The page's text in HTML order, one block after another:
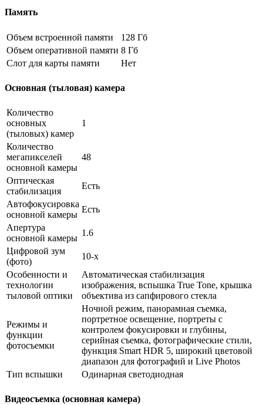
Память
Объем встроенной памяти
128 Гб
Объем оперативной памяти 8 Гб
Слот для карты памяти
Нет
Основная (тыловая) камера
Количество
основных
(тыловых) камер
1
Количество
мегапикселей
основной камеры
48
Оптическая
стабилизация
Есть
Автофокусировка
основной камеры
Есть
Апертура
основной камеры
1.6
Цифровой зум
(фото)
10-x
Особенности и
технологии
тыловой оптики
Автоматическая стабилизация
изображения, вспышка True Tone, крышка
объектива из сапфирового стекла
Режимы и
функции
фотосъемки
Ночной режим, панорамная съемка,
портретное освещение, портреты с
контролем фокусировки и глубины,
серийная съемка, фотографические стили,
функция Smart HDR 5, широкий цветовой
диапазон для фотографий и Live Photos
Тип вспышки
Одинарная светодиодная
Видеосъемка (основная камера)